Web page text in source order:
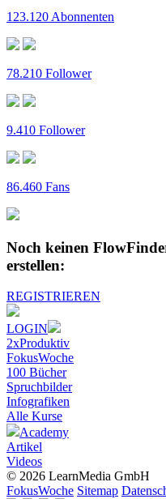
123.120 Abonnenten
78.210 Follower
9.410 Follower
86.460 Fans
Noch keinen
erstellen:
REGISTRIEREN
LOGIN
2xProduktiv
FokusWoche
100 Bücher
Spruchbilder
Infografiken
Alle Kurse
Academy
Artikel
Videos
© 2026 LearnMedia GmbH
FokusWoche Sitemap